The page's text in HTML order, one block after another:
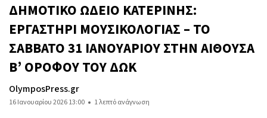
ΔΗΜΟΤΙΚΟ ΩΔΕΙΟ ΚΑΤΕΡΙΝΗΣ:
ΕΡΓΑΣΤΗΡΙ ΜΟΥΣΙΚΟΛΟΓΙΑΣ – ΤΟ
ΣΑΒΒΑΤΟ 31 ΙΑΝΟΥΑΡΙΟΥ ΣΤΗΝ ΑΙΘΟΥΣΑ
Β’ ΟΡΟΦΟΥ ΤΟΥ ΔΩΚ
OlymposPress.gr
16 Ιανουαρίου 2026 13:00 1 λεπτό ανάγνωση